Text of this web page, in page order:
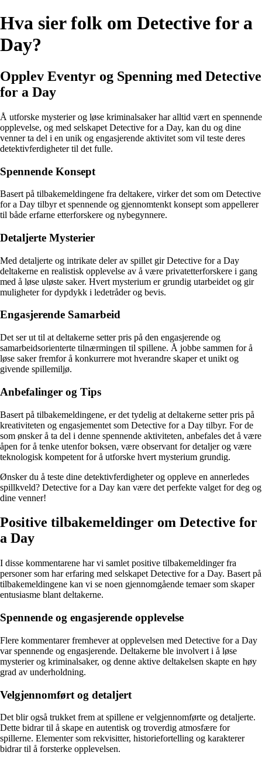
Hva sier folk om Detective for a
Day?
Opplev Eventyr og Spenning med Detective
for a Day
Å utforske mysterier og løse kriminalsaker har alltid vært en spennende
opplevelse, og med selskapet Detective for a Day, kan du og dine
venner ta del i en unik og engasjerende aktivitet som vil teste deres
detektivferdigheter til det fulle.
Spennende Konsept
Basert på tilbakemeldingene fra deltakere, virker det som om Detective
for a Day tilbyr et spennende og gjennomtenkt konsept som appellerer
til både erfarne etterforskere og nybegynnere.
Detaljerte Mysterier
Med detaljerte og intrikate deler av spillet gir Detective for a Day
deltakerne en realistisk opplevelse av å være privatetterforskere i gang
med å løse uløste saker. Hvert mysterium er grundig utarbeidet og gir
muligheter for dypdykk i ledetråder og bevis.
Engasjerende Samarbeid
Det ser ut til at deltakerne setter pris på den engasjerende og
samarbeidsorienterte tilnærmingen til spillene. Å jobbe sammen for å
løse saker fremfor å konkurrere mot hverandre skaper et unikt og
givende spillemiljø.
Anbefalinger og Tips
Basert på tilbakemeldingene, er det tydelig at deltakerne setter pris på
kreativiteten og engasjementet som Detective for a Day tilbyr. For de
som ønsker å ta del i denne spennende aktiviteten, anbefales det å være
åpen for å tenke utenfor boksen, være observant for detaljer og være
teknologisk kompetent for å utforske hvert mysterium grundig.
Ønsker du å teste dine detektivferdigheter og oppleve en annerledes
spillkveld? Detective for a Day kan være det perfekte valget for deg og
dine venner!
Positive tilbakemeldinger om Detective for
a Day
I disse kommentarene har vi samlet positive tilbakemeldinger fra
personer som har erfaring med selskapet Detective for a Day. Basert på
tilbakemeldingene kan vi se noen gjennomgående temaer som skaper
entusiasme blant deltakerne.
Spennende og engasjerende opplevelse
Flere kommentarer fremhever at opplevelsen med Detective for a Day
var spennende og engasjerende. Deltakerne ble involvert i å løse
mysterier og kriminalsaker, og denne aktive deltakelsen skapte en høy
grad av underholdning.
Velgjennomført og detaljert
Det blir også trukket frem at spillene er velgjennomførte og detaljerte.
Dette bidrar til å skape en autentisk og troverdig atmosfære for
spillerne. Elementer som rekvisitter, historiefortelling og karakterer
bidrar til å forsterke opplevelsen.